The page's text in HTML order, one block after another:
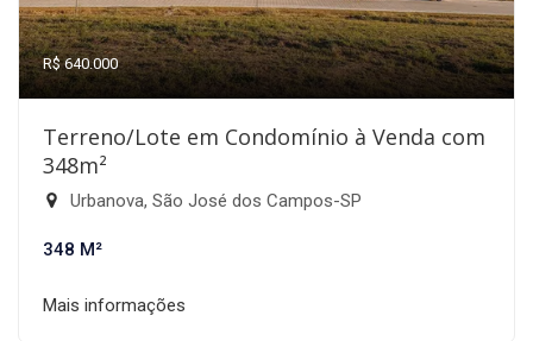
R$ 640.000
Terreno/Lote em Condomínio à Venda com
348m²
Urbanova, São José dos Campos-SP
348 M²
Mais informações